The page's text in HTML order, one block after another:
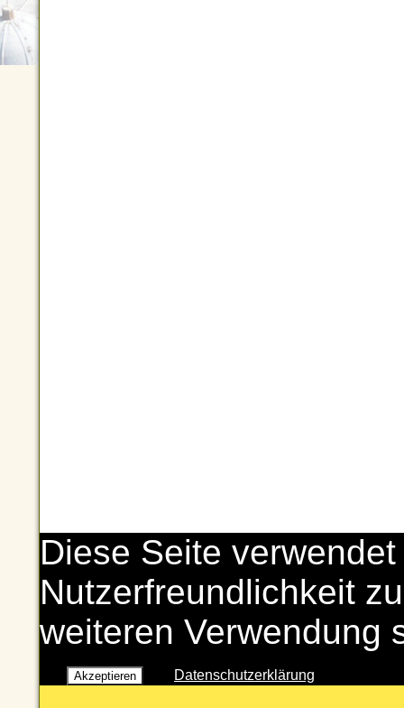
Diese Seite
Nutzerfreundlichkeit
weiteren Verwendung
Akzeptieren Datenschutzerklärung